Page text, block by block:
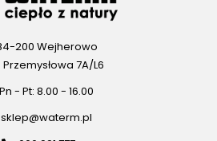
200 Wejherowo
Przemysłowa 7A/L6
Pn - Pt: 8.00 - 16.00
sklep@waterm.pl